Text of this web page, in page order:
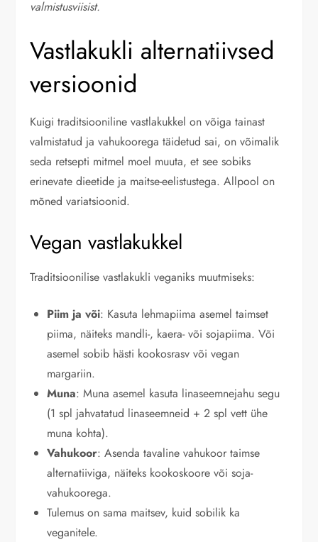
valmistusviisist.
Vastlakukli alternatiivsed
versioonid
Kuigi traditsiooniline vastlakukkel on võiga tainast
valmistatud ja vahukoorega täidetud sai, on võimalik
seda retsepti mitmel moel muuta, et see sobiks
erinevate dieetide ja maitse-eelistustega. Allpool on
mõned variatsioonid.
Vegan vastlakukkel
Traditsioonilise vastlakukli veganiks muutmiseks:
Piim ja või: Kasuta lehmapiima asemel taimset
piima, näiteks mandli-, kaera- või sojapiima. Või
asemel sobib hästi kookosrasv või vegan
margariin.
Muna: Muna asemel kasuta linaseemnejahu segu
(1 spl jahvatatud linaseemneid + 2 spl vett ühe
muna kohta).
Vahukoor: Asenda tavaline vahukoor taimse
alternatiiviga, näiteks kookoskoore või soja-
vahukoorega.
Tulemus on sama maitsev, kuid sobilik ka
veganitele.